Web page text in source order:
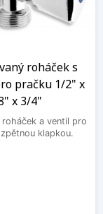
roháček s
pračku 1/2" x
x 3/4"
roháček a ventil pro
klapkou.